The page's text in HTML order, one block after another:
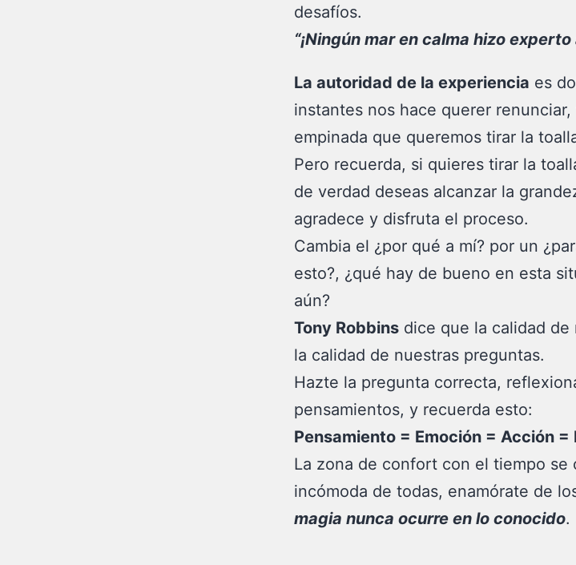
desafíos.
“¡Ningún mar en calma hizo
La autoridad de la experiencia es
instantes nos hace querer
empinada que queremos tirar la
Pero recuerda, si quieres tirar la
de verdad deseas alcanzar la
agradece y disfruta el proceso.
Cambia el ¿por qué a mí? por un
esto?, ¿qué hay de bueno en esta
aún?
Tony Robbins dice que la calidad
la calidad de nuestras preguntas.
Hazte la pregunta correcta,
pensamientos, y recuerda esto:
Pensamiento = Emoción = Acción =
La zona de confort con el tiempo se
incómoda de todas, enamórate de
magia nunca ocurre en lo conocido.